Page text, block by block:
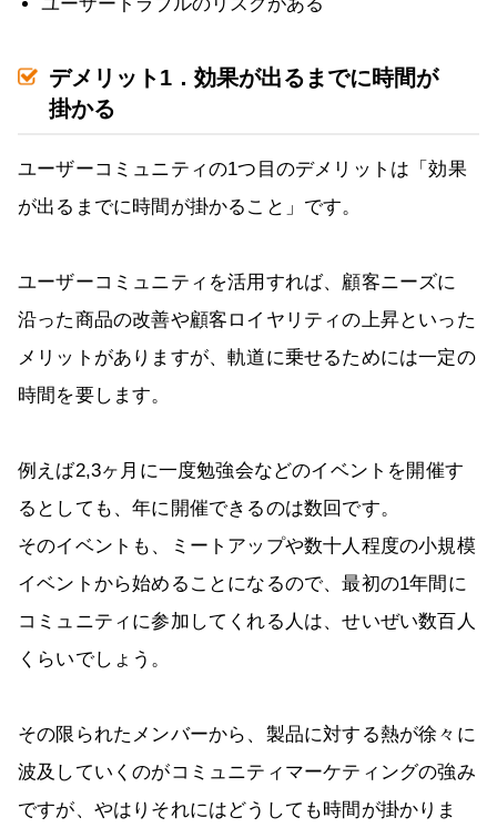
デメリット1．効果が出るまでに時間が
掛かる
ユーザーコミュニティの1つ目のデメリットは「効果
が出るまでに時間が掛かること」です。
ユーザーコミュニティを活用すれば、顧客ニーズに
沿った商品の改善や顧客ロイヤリティの上昇といった
メリットがありますが、軌道に乗せるためには一定の
時間を要します。
例えば2,3ヶ月に一度勉強会などのイベントを開催す
るとしても、年に開催できるのは数回です。
そのイベントも、ミートアップや数十人程度の小規模
イベントから始めることになるので、最初の1年間に
コミュニティに参加してくれる人は、せいぜい数百人
くらいでしょう。
その限られたメンバーから、製品に対する熱が徐々に
波及していくのがコミュニティマーケティングの強み
ですが、やはりそれにはどうしても時間が掛かりま